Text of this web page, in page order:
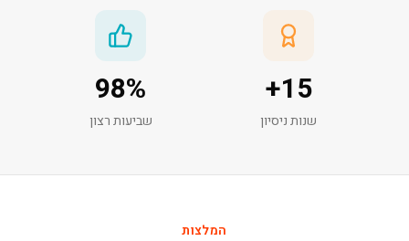
15
+
שנות ניסיון
98%
שביעות רצון
המלצות